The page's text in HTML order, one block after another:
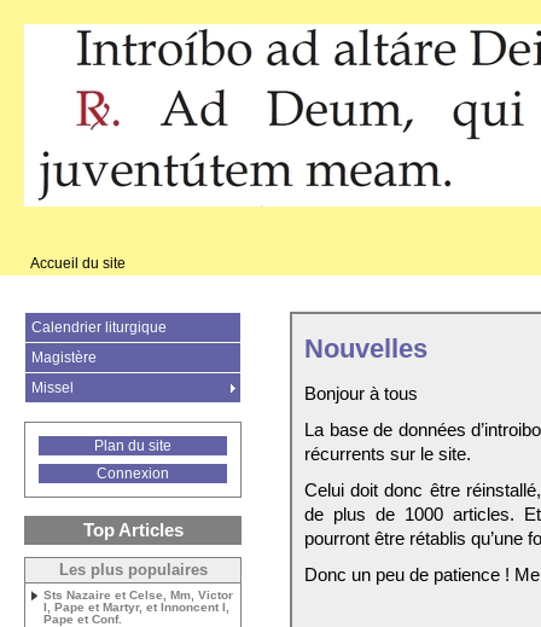
Accueil du site
Nouvelles
Bonjour à tous
La base de données
récurrents sur le site.
Celui doit donc être
de plus de 1000 articles.
pourront être rétablis qu’une
Donc un peu de patience !
Calendrier liturgique
Magistère
Missel
Plan du site
Connexion
Top Articles
Les plus populaires
Sts Nazaire et Celse, Mm, Victor
I, Pape et Martyr, et Innoncent I,
Pape et Conf.